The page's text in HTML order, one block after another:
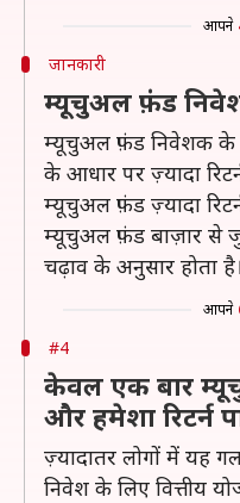
आपने
जानकारी
म्यूचुअल फ़ंड निवेश
म्यूचुअल फ़ंड निवेशक के
के आधार पर ज़्यादा
म्यूचुअल फ़ंड ज़्यादा
म्यूचुअल फ़ंड बाज़ार से
चढ़ाव के अनुसार होता है।
आपने
#4
केवल एक बार
और हमेशा रिटर्न
ज़्यादातर लोगों में यह
निवेश के लिए वित्तीय